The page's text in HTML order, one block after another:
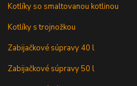
Kotlíky so smaltovanou kotlinou
Kotlíky s trojnožkou
Zabijačkové súpravy 40 l
Zabijačkové súpravy 50 l